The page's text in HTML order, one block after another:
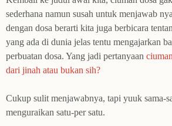
sederhana namun susah untuk menjawab
dengan dosa berarti kita juga berbicara
yang ada di dunia jelas tentu mengajarkan
perbuatan dosa. Yang jadi pertanyaan
dari jinah atau bukan sih?
Cukup sulit menjawabnya, tapi yuuk sama-
menguraikan satu-per satu.